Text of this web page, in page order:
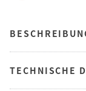
TECHNISCHE